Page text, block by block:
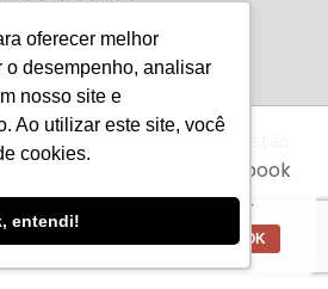
oferecer melhor
o desempenho, analisar
nosso site e
Ao utilizar este site, você
cookies.
entendi!
Decoração Hotelaria
• Franco Bachot Móveis . Desenvolvido
Bachot utilizamos de
do Google e Facebook
clientes para oferecer
serviços. OK